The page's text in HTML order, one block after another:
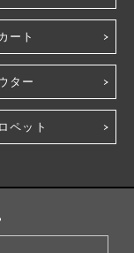
ート
ター
ペット